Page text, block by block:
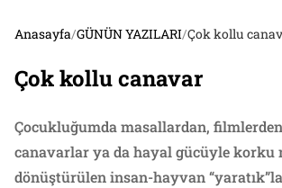
Anasayfa/GÜNÜN YAZILARI/Çok kollu
Çok kollu canavar
Çocukluğumda masallardan,
canavarlar ya da hayal gücüyle korku
dönüştürülen insan-hayvan